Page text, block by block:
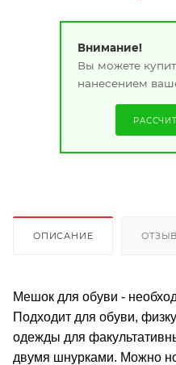
Внимание!
Вы можете
нанесением
ОПИСАНИЕ
Мешок для обуви -
Подходит для обуви,
одежды для
двумя шнурками. Можно